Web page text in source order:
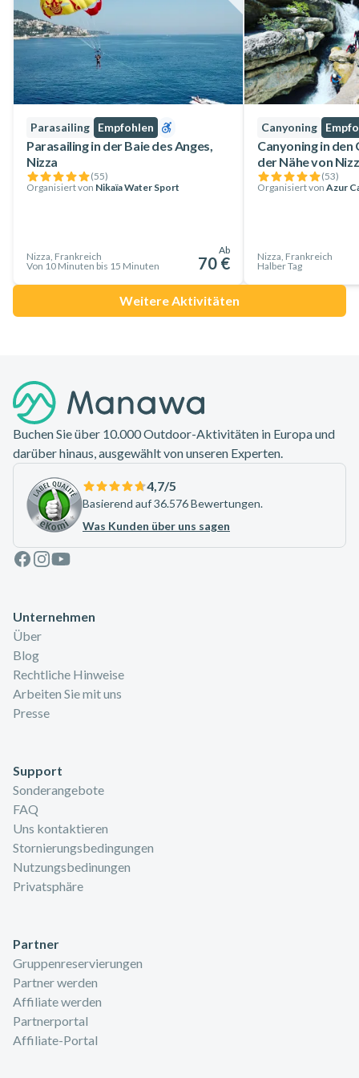
die Bucht von Nizza und das Cap Ferrat haben. In
Villefranche-sur-Mer angekommen, haben Sie etwas Freizeit,
um durch die engen Gassen der Stadt zu schlendern oder
einen Drink mit Blick auf das Meer zu nehmen und über den
Mont Boron, einen ruhigen und exotischen Park, nach Nizza
zurückzukehren!
Parasailing Empfohlen
Parasailing in der Baie des Anges,
Nizza
(55)
Organisiert von Nikaïa Water Sport
Nizza, Frankreich
Von 10 Minuten bis 15 Minuten
Ab
70 €
Canyoning
Canyoning in den
der Nähe von
(53)
Organisiert von Azur
Nizza, Frankreich
Halber Tag
Weitere Aktivitäten
Buchen Sie über 10.000 Outdoor-Aktivitäten in Europa und
darüber hinaus, ausgewählt von unseren Experten.
4,7/5
Basierend auf 36.576 Bewertungen.
Was Kunden über uns sagen
Facebook
Instagram
Youtube
Unternehmen
Über
Blog
Rechtliche Hinweise
Arbeiten Sie mit uns
Presse
Support
Sonderangebote
FAQ
Uns kontaktieren
Stornierungsbedingungen
Nutzungsbedinungen
Privatsphäre
Partner
Gruppenreservierungen
Partner werden
Affiliate werden
Partnerportal
Affiliate-Portal